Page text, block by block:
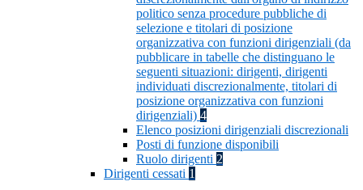
politico senza procedure pubbliche di
selezione e titolari di posizione
organizzativa con funzioni dirigenziali (da
pubblicare in tabelle che distinguano le
seguenti situazioni: dirigenti, dirigenti
individuati discrezionalmente, titolari di
posizione organizzativa con funzioni
dirigenziali) 4
Elenco posizioni dirigenziali discrezionali
Posti di funzione disponibili
Ruolo dirigenti 2
Dirigenti cessati 1